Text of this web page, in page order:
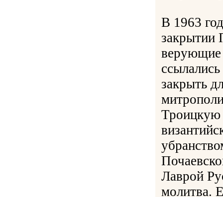
В 1963
закрытии
верующие
закрыть
Троицкую
Лаврой
молитва.